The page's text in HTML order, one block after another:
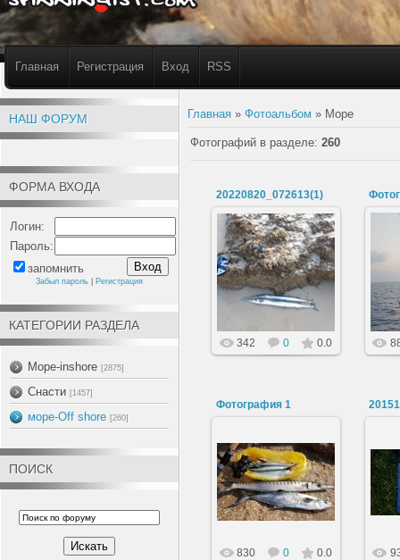
Главная Регистрация Вход RSS
НАШ ФОРУМ
ФОРМА ВХОДА
Логин:
Пароль:
запомнить
Забыл пароль Регистрация
КАТЕГОРИИ РАЗДЕЛА
Море-inshore [2875]
Снасти [1457]
море-Off shore [260]
ПОИСК
Главная » Фотоальбом » Море
Фотографий в разделе: 260
20220820_072613(1)
22.08.2022
siknap33
342 0 0.0
Фотография 1
12.02.2017
Володя
830 0 0.0